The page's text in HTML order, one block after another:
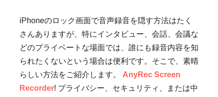
iPhoneのロック画面で音声録音を隠す方法はたく
さんありますが、特にインタビュー、会話、会議な
どのプライベートな場面では、誰にも録音内容を知
られたくないという場合は便利です。そこで、素晴
らしい方法をご紹介します。 AnyRec Screen
Recorder! プライバシー、セキュリティ、または中